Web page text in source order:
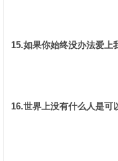
15.如果你始终没办法爱上
16.世界上没有什么人是可